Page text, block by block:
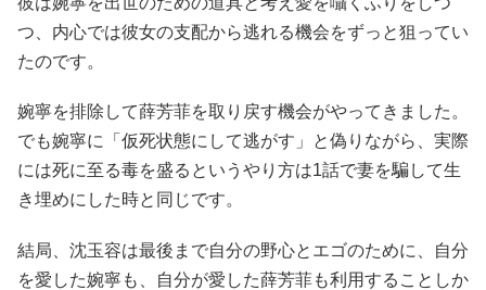
つ、内心では彼女の支配から逃れる機会をずっと狙ってい
たのです。
婉寧を排除して薛芳菲を取り戻す機会がやってきました。
でも婉寧に「仮死状態にして逃がす」と偽りながら、実際
には死に至る毒を盛るというやり方は1話で妻を騙して生
き埋めにした時と同じです。
結局、沈玉容は最後まで自分の野心とエゴのために、自分
を愛した婉寧も、自分が愛した薛芳菲も利用することしか